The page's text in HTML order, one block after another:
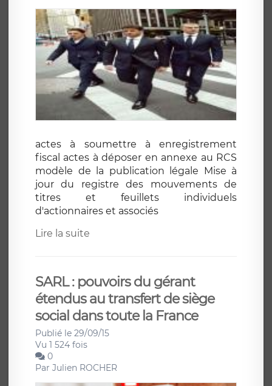
actes à soumettre à enregistrement
fiscal actes à déposer en annexe au RCS
modèle de la publication légale Mise à
jour du registre des mouvements de
titres et feuillets individuels
d'actionnaires et associés
Lire la suite
SARL : pouvoirs du gérant
étendus au transfert de siège
social dans toute la France
Publié le 29/09/15
Vu 1 524 fois
0
Par Julien ROCHER